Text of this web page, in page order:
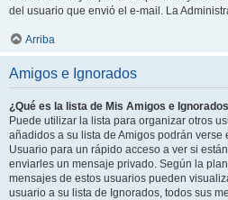
del usuario que envió el e-mail. La
Arriba
Amigos e Ignorados
¿Qué es la lista de Mis Amigos e
Puede utilizar la lista para organizar otros
añadidos a su lista de Amigos podrán verse
Usuario para un rápido acceso a ver si
enviarles un mensaje privado. Según la
mensajes de estos usuarios pueden
usuario a su lista de Ignorados, todos sus